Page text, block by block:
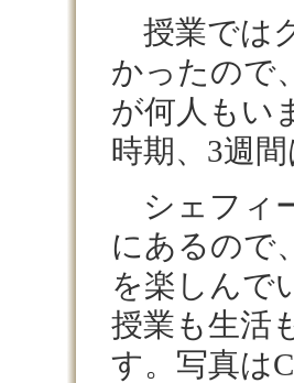
授業では
かったので
が何人もい
時期、3週
シェフィ
にあるので
を楽しんで
授業も生活
す。写真は